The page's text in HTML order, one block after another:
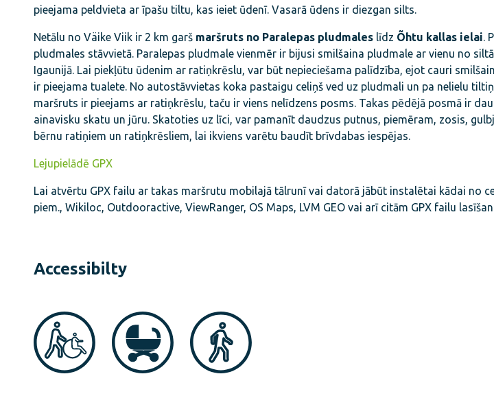
pieejama peldvieta ar īpašu tiltu, kas ieiet ūdenī. Vasarā ūdens ir diezgan silts.
Netālu no Väike Viik ir 2 km garš maršruts no Paralepas pludmales līdz Õhtu kallas ielai.
pludmales stāvvietā. Paralepas pludmale vienmēr ir bijusi smilšaina pludmale ar vienu no
Igaunijā. Lai piekļūtu ūdenim ar ratiņkrēslu, var būt nepieciešama palīdzība, ejot cauri
ir pieejama tualete. No autostāvvietas koka pastaigu celiņš ved uz pludmali un pa nelielu
maršruts ir pieejams ar ratiņkrēslu, taču ir viens nelīdzens posms. Takas pēdējā posmā ir
ainavisku skatu un jūru. Skatoties uz līci, var pamanīt daudzus putnus, piemēram, zosis,
bērnu ratiņiem un ratiņkrēsliem, lai ikviens varētu baudīt brīvdabas iespējas.
Lejupielādē GPX
Lai atvērtu GPX failu ar takas maršrutu mobilajā tālrunī vai datorā jābūt instalētai kādai no
piem., Wikiloc, Outdooractive, ViewRanger, OS Maps, LVM GEO vai arī citām GPX failu
Accessibilty